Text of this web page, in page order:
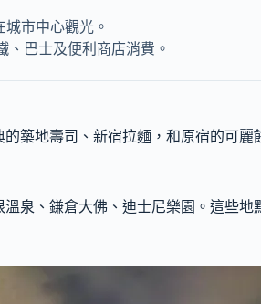
市中心觀光。
、巴士及便利商店消費。
築地壽司、新宿拉麵，和原宿的可
泉、鎌倉大佛、迪士尼樂園。這些